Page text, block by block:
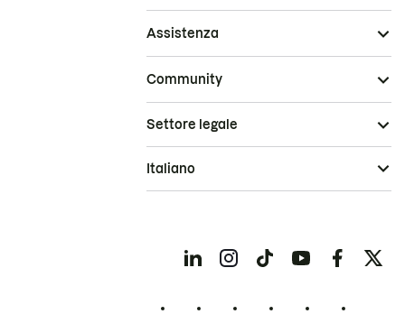
Assistenza
Community
Settore legale
Italiano